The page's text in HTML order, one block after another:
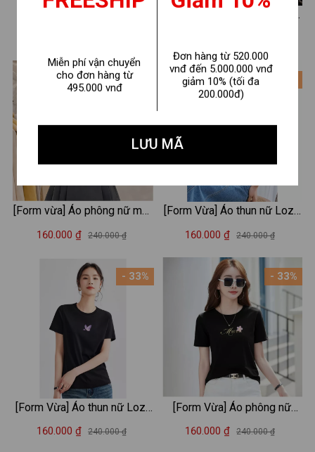
- 33%
[Form vừa] Áo phông nữ màu
Be nhiều mẫu - Loza G0467
160.000 ₫ 240.000 ₫
- 33%
[Form Vừa] Áo thun nữ Loza
2 màu đen/trắng chất liệu
160.000 ₫ 240.000 ₫
[Form Vừa] Áo thun nữ cổ tim
nữ cổ V Loza G0217
[Form Vừa] Áo thun nữ Loza
hình tim nhiều màu chất liệu
phông mùa hè mã VT8132
160.000 ₫ 240.000 ₫
- 33%
[Form Vừa] Áo phông nữ
Loza chất liệu thun cotton
160.000 ₫ 240.000 ₫
Miễn phí vận chuyển
cho đơn hàng từ
495.000 vnđ
Đơn hàng từ 520.000
vnđ đến 5.000.000 vnđ
giảm 10% (tối đa
200.000đ)
LƯU MÃ